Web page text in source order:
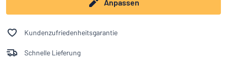
Anpassen
Kundenzufriedenheitsgarantie
Schnelle Lieferung